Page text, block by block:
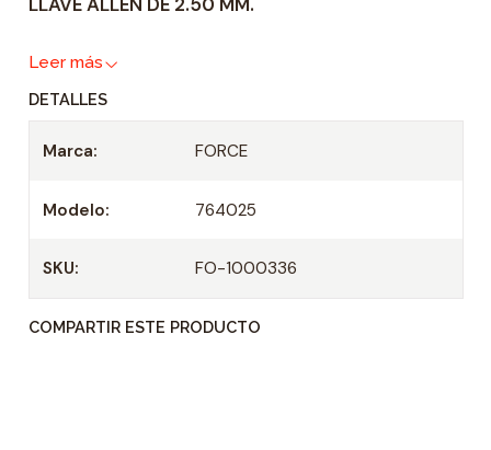
d
d
Leer más
DETALLES
Marca: FORCE
Modelo: 764025
SKU: FO-1000336
COMPARTIR ESTE PRODUCTO